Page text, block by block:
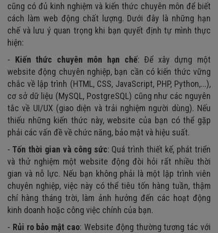
cũng có đủ kinh nghiệm và kiến thức chuyên môn để biết
cách làm web động chất lượng. Dưới đây là những hạn
chế và lưu ý quan trọng khi bạn quyết định tự mình thực
hiện:
- Kiến thức chuyên môn hạn chế: Để xây dựng một
website động chuyên nghiệp, bạn cần có kiến thức vững
chắc về lập trình (HTML, CSS, JavaScript, PHP, Python,...),
cơ sở dữ liệu (MySQL, PostgreSQL) cũng như các nguyên
tắc về UI/UX (giao diện và trải nghiệm người dùng). Nếu
thiếu những kiến thức này, website của bạn có thể gặp
phải các vấn đề về chức năng, bảo mật và hiệu suất.
- Tốn thời gian và công sức: Quá trình thiết kế, phát triển
và thử nghiệm một website động đòi hỏi rất nhiều thời
gian và nỗ lực. Nếu bạn không phải là một lập trình viên
chuyên nghiệp, việc này có thể tiêu tốn hàng tuần, thậm
chí hàng tháng trời, làm ảnh hưởng đến các hoạt động
kinh doanh hoặc công việc chính của bạn.
- Rủi ro bảo mật cao: Website động thường tương tác với